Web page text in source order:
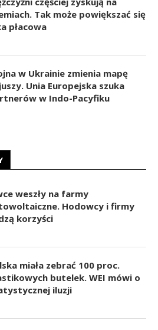
Tak może powiększać się
płacowa
w Ukrainie zmienia mapę
Unia Europejska szuka
w Indo-Pacyfiku
weszły na farmy
Hodowcy i firmy
korzyści
miała zebrać 100 proc.
butelek. WEI mówi o
iluzji